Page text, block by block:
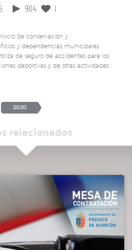
904 1
de conservación y
y dependencias municipales.
de seguro de accidentes para los
deportivas y de otras actividades
2020
relacionados